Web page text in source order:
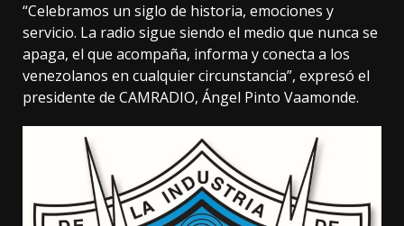
“Celebramos un siglo de historia, emociones y
servicio. La radio sigue siendo el medio que nunca se
apaga, el que acompaña, informa y conecta a los
venezolanos en cualquier circunstancia”, expresó el
presidente de CAMRADIO, Ángel Pinto Vaamonde.